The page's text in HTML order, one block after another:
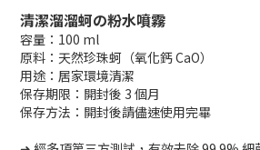
清潔溜溜蚵の粉水噴霧
容量：100 ml
原料：天然珍珠蚵（氧化鈣 CaO）
用途：居家環境清潔
保存期限：開封後 3 個月
保存方法：開封後請儘速使用完畢